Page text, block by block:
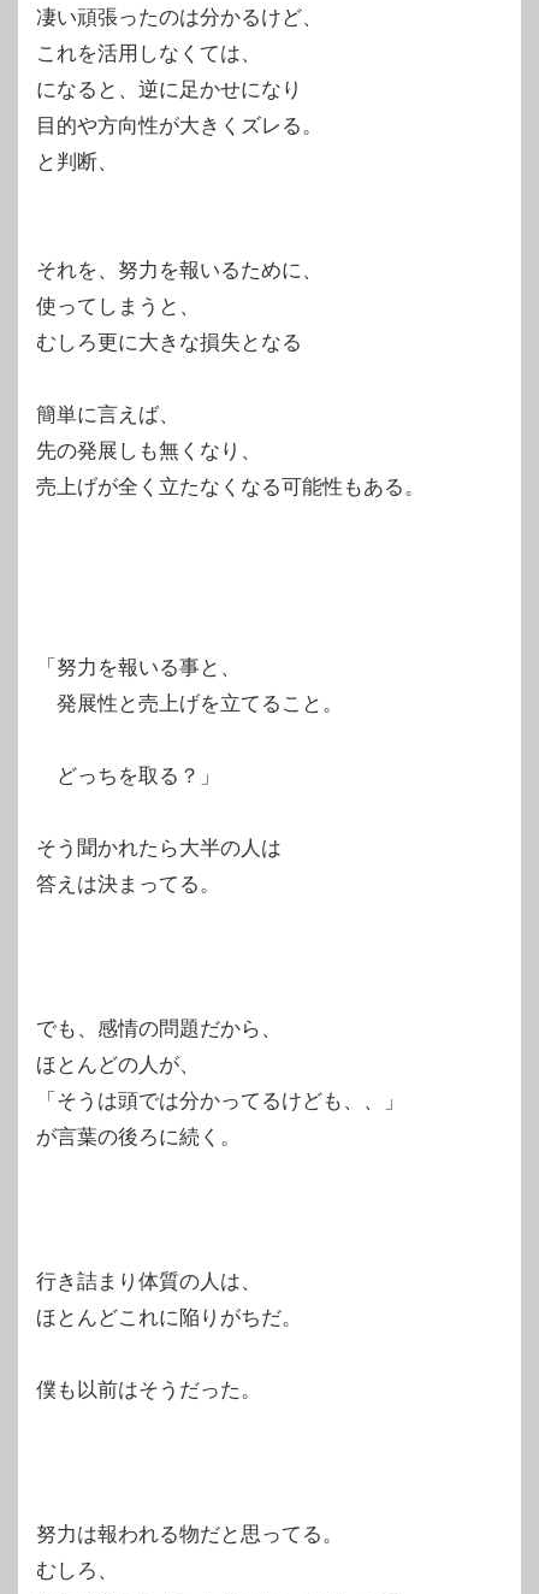
凄い頑張ったのは分かるけど、
これを活用しなくては、
になると、逆に足かせになり
目的や方向性が大きくズレる。
と判断、
それを、努力を報いるために、
使ってしまうと、
むしろ更に大きな損失となる
簡単に言えば、
先の発展しも無くなり、
売上げが全く立たなくなる可能性もある。
「努力を報いる事と、
発展性と売上げを立てること。
どっちを取る？」
そう聞かれたら大半の人は
答えは決まってる。
でも、感情の問題だから、
ほとんどの人が、
「そうは頭では分かってるけども、、」
が言葉の後ろに続く。
行き詰まり体質の人は、
ほとんどこれに陥りがちだ。
僕も以前はそうだった。
努力は報われる物だと思ってる。
むしろ、